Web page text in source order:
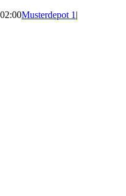
Musterdepot 1 |